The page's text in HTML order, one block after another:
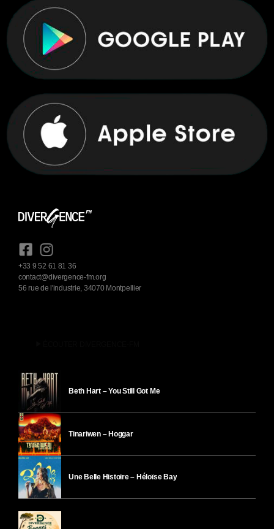
+33 9 52 61 81 36
contact@divergence-fm.org
56 rue de l'industrie, 34070 Montpellier
Beth Hart – You Still Got Me
Tinariwen – Hoggar
Une Belle Histoire – Héloïse Bay